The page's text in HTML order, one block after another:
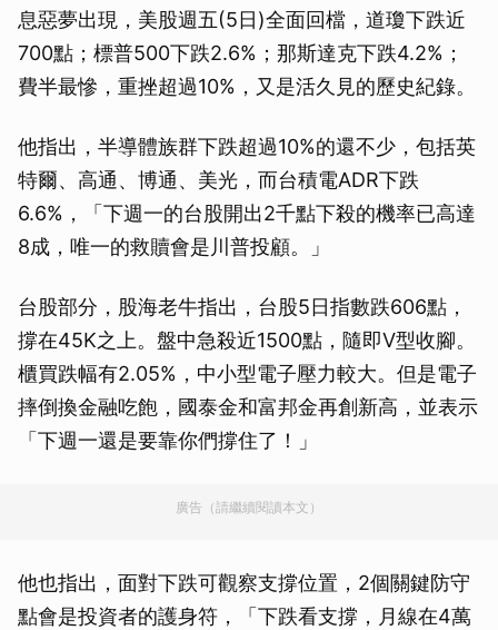
息惡夢出現，美股週五(5日)全面回檔，道瓊下跌近
700點；標普500下跌2.6%；那斯達克下跌4.2%；
費半最慘，重挫超過10%，又是活久見的歷史紀錄。
他指出，半導體族群下跌超過10%的還不少，包括英
特爾、高通、博通、美光，而台積電ADR下跌
6.6%，「下週一的台股開出2千點下殺的機率已高達
8成，唯一的救贖會是川普投顧。」
台股部分，股海老牛指出，台股5日指數跌606點，
撐在45K之上。盤中急殺近1500點，隨即V型收腳。
櫃買跌幅有2.05%，中小型電子壓力較大。但是電子
摔倒換金融吃飽，國泰金和富邦金再創新高，並表示
「下週一還是要靠你們撐住了！」
廣告（請繼續閱讀本文）
他也指出，面對下跌可觀察支撐位置，2個關鍵防守
點會是投資者的護身符，「下跌看支撐，月線在4萬